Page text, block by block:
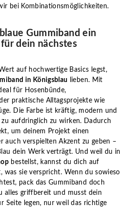
bei Kombinationsmöglichkeiten.
Gummiband ein
dein nächstes
auf hochwertige Basics legst,
in Königsblau
lieben. Mit
für Hosenbünde,
praktische Alltagsprojekte wie
Die Farbe ist kräftig, modern und
aufdringlich zu wirken. Dadurch
um deinem Projekt einen
auch verspielten Akzent zu geben –
dein Werk verträgt. Und weil du in
bestellst, kannst du dich auf
was sie verspricht. Wenn du sowieso
pack das Gummiband doch
alles griffbereit und musst dein
Seite legen, nur weil das richtige